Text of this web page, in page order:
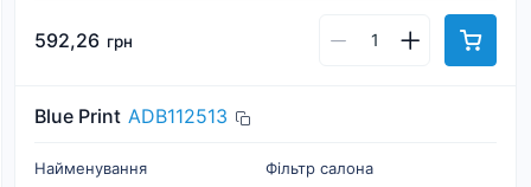
592,26 грн
Blue Print ADB112513
Найменування
Фільтр салона